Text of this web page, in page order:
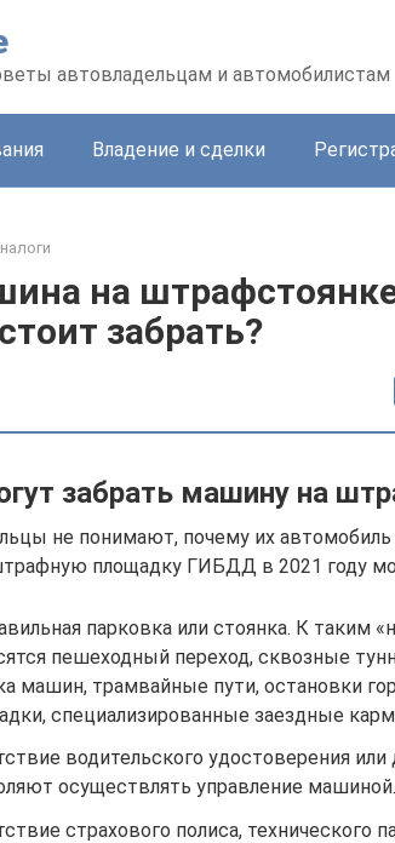
автовладельцам и автомобилистам
Владение и сделки
на
забрать?
забрать машину на
не понимают, почему их автомобиль
площадку ГИБДД в 2021 году
парковка или стоянка. К таким
пешеходный переход, сквозные
машин, трамвайные пути, остановки
специализированные заездные
водительского удостоверения
осуществлять управление машиной.
страхового полиса, технического